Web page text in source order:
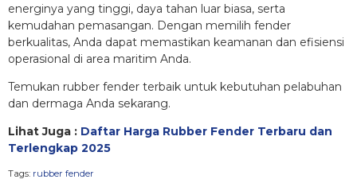
energinya yang tinggi, daya tahan luar biasa, serta
kemudahan pemasangan. Dengan memilih fender
berkualitas, Anda dapat memastikan keamanan dan efisiensi
operasional di area maritim Anda.
Temukan rubber fender terbaik untuk kebutuhan pelabuhan
dan dermaga Anda sekarang.
Lihat Juga : Daftar Harga Rubber Fender Terbaru dan
Terlengkap 2025
Tags: rubber fender